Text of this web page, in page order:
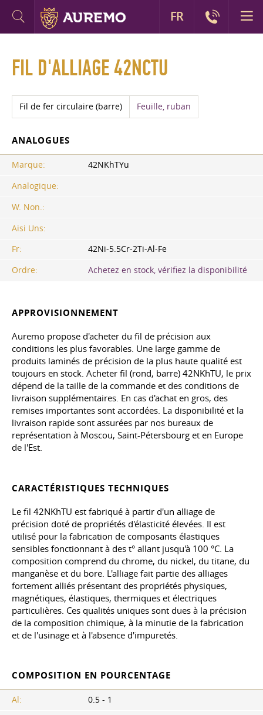
FIL D'ALLIAGE 42NCTU
Fil de fer circulaire (barre) Feuille, ruban
ANALOGUES
Marque:
42NKhTYu
Analogique:
W. Non.:
Aisi Uns:
Fr:
42Ni-5.5Cr-2Ti-Al-Fe
Ordre:
Achetez en stock, vérifiez la disponibilité
APPROVISIONNEMENT
Auremo propose d'acheter du fil de précision aux
conditions les plus favorables. Une large gamme de
produits laminés de précision de la plus haute qualité est
toujours en stock. Acheter fil (rond, barre) 42NKhTU, le prix
dépend de la taille de la commande et des conditions de
livraison supplémentaires. En cas d'achat en gros, des
remises importantes sont accordées. La disponibilité et la
livraison rapide sont assurées par nos bureaux de
représentation à Moscou, Saint-Pétersbourg et en Europe
de l'Est.
CARACTÉRISTIQUES TECHNIQUES
Le fil 42NKhTU est fabriqué à partir d'un alliage de
précision doté de propriétés d'élasticité élevées. Il est
utilisé pour la fabrication de composants élastiques
sensibles fonctionnant à des t° allant jusqu'à 100 °C. La
composition comprend du chrome, du nickel, du titane, du
manganèse et du bore. L'alliage fait partie des alliages
fortement alliés présentant des propriétés physiques,
magnétiques, élastiques, thermiques et électriques
particulières. Ces qualités uniques sont dues à la précision
de la composition chimique, à la minutie de la fabrication
et de l'usinage et à l'absence d'impuretés.
COMPOSITION EN POURCENTAGE
Al:
0.5 - 1
FR